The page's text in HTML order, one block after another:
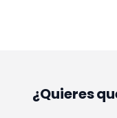
¿Quieres